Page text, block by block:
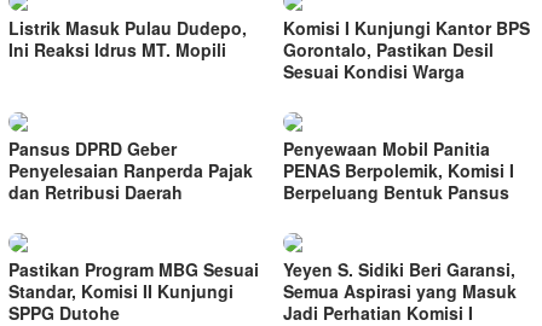
Listrik Masuk Pulau Dudepo,
Ini Reaksi Idrus MT. Mopili
Komisi I Kunjungi Kantor BPS
Gorontalo, Pastikan Desil
Sesuai Kondisi Warga
Pansus DPRD Geber
Penyelesaian Ranperda Pajak
dan Retribusi Daerah
Penyewaan Mobil Panitia
PENAS Berpolemik, Komisi I
Berpeluang Bentuk Pansus
Pastikan Program MBG Sesuai
Standar, Komisi II Kunjungi
SPPG Dutohe
Yeyen S. Sidiki Beri Garansi,
Semua Aspirasi yang Masuk
Jadi Perhatian Komisi I